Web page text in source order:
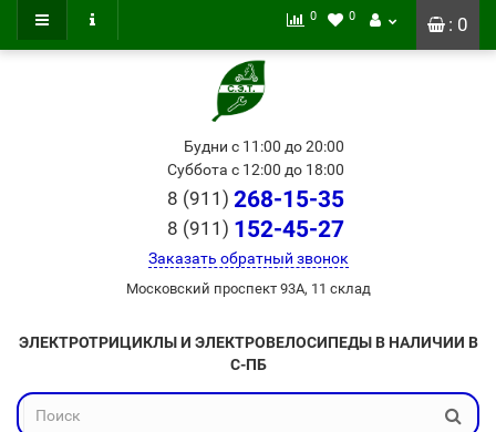
: 0
0 0
Будни с 11:00 до 20:00
Суббота с 12:00 до 18:00
8 (911) 268-15-35
8 (911) 152-45-27
Заказать обратный звонок
Московский проспект 93А, 11 склад
ЭЛЕКТРОТРИЦИКЛЫ И ЭЛЕКТРОВЕЛОСИПЕДЫ В НАЛИЧИИ В
С-ПБ